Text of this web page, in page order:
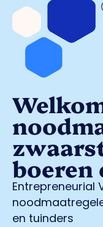
boeren
Entrepreneurial
en tuinders